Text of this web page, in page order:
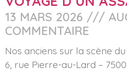
13 MARS 2026
COMMENTAIRE
Nos anciens sur la scène
6, rue Pierre-au-Lard –